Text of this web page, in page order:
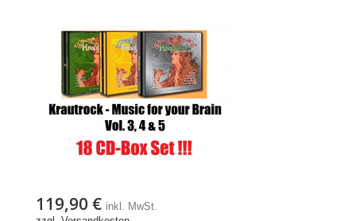
119,90 € inkl. MwSt.